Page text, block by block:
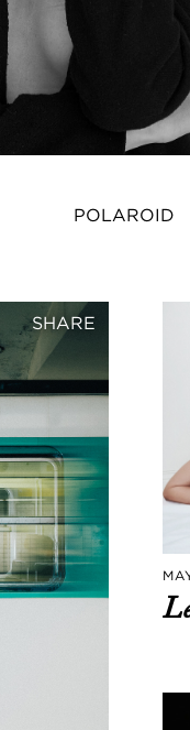
POLAROID
SHARE